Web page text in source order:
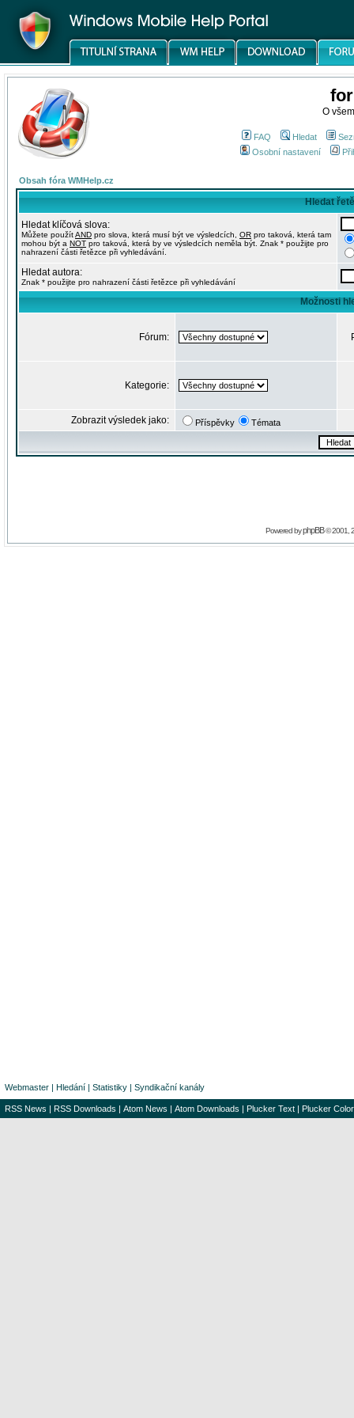
O
FAQ Hledat
Osobní nastavení
Obsah fóra WMHelp.cz
Hledat
Hledat klíčová slova:
Můžete použítAND pro slova, která musí být ve výsledcích, OR pro taková, která tam
mohou být a NOT pro taková, která by ve výsledcích neměla být. Znak * použijte pro
nahrazení části řetězce při vyhledávání.
Hledat autora:
Znak * použijte pro nahrazení části řetězce při vyhledávání
Možnosti
Fórum:
Kategorie:
Zobrazit výsledek jako: Příspěvky Témata
Powered byphpBB© 2001,
Webmaster | Hledání | Statistiky | Syndikační kanály
RSS News | RSS Downloads | Atom News | Atom Downloads | Plucker Text | Plucker Color